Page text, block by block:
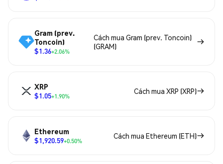
Gram (prev.
Toncoin)
$1.36+2.06%
Cách mua Gram (prev. Toncoin)
(GRAM)
XRP
$1.05+1.90%
Cách mua XRP (XRP)
Ethereum
$1,920.59+0.50%
Cách mua Ethereum (ETH)